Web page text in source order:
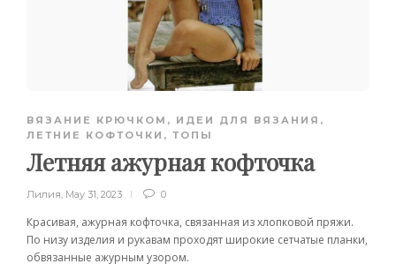
ВЯЗАНИЕ КРЮЧКОМ , ИДЕИ ДЛЯ ВЯЗАНИЯ ,
ЛЕТНИЕ КОФТОЧКИ, ТОПЫ
Летняя ажурная кофточка
Лилия May 31, 2023 0
Красивая, ажурная кофточка, связанная из хлопковой пряжи.
По низу изделия и рукавам проходят широкие сетчатые планки,
обвязанные ажурным узором.